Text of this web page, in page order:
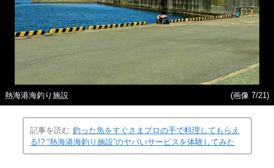
熱海港海釣り施設 (画像 7/21)
記事を読む 釣った魚をすぐさまプロの手で料理してもらえ
る!? “熱海港海釣り施設”のヤバいサービスを体験してみた